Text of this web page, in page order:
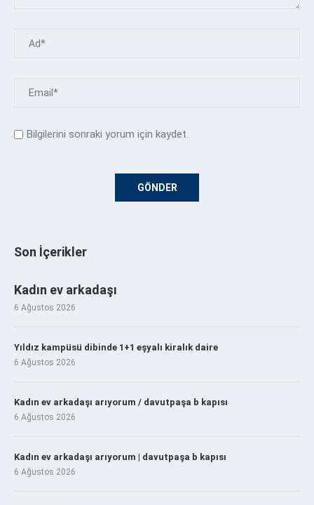
Bilgilerini sonraki yorum için kaydet.
Son İçerikler
Kadın ev arkadaşı
6 Ağustos 2026
Yıldız kampüsü dibinde 1+1 eşyalı kiralık daire
6 Ağustos 2026
Kadın ev arkadaşı arıyorum / davutpaşa b kapısı
6 Ağustos 2026
Kadın ev arkadaşı arıyorum | davutpaşa b kapısı
6 Ağustos 2026